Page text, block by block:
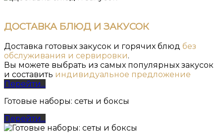
ДОСТАВКА БЛЮД И ЗАКУСОК
Доставка готовых закусок и горячих блюд без
обслуживания и сервировки.
Вы можете выбрать из самых популярных закусок
и составить индивидуальное предложение
Перейти...
Готовые наборы: сеты и боксы
Перейти...